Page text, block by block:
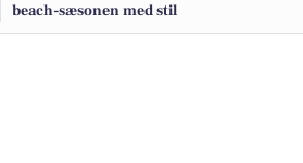
beach-sæsonen med stil